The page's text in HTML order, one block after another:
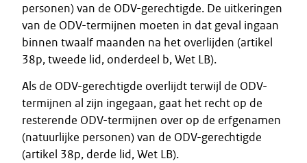
personen) van de ODV-gerechtigde. De uitkeringen
van de ODV-termijnen moeten in dat geval ingaan
binnen twaalf maanden na het overlijden (artikel
38p, tweede lid, onderdeel b, Wet LB).
Als de ODV-gerechtigde overlijdt terwijl de ODV-
termijnen al zijn ingegaan, gaat het recht op de
resterende ODV-termijnen over op de erfgenamen
(natuurlijke personen) van de ODV-gerechtigde
(artikel 38p, derde lid, Wet LB).